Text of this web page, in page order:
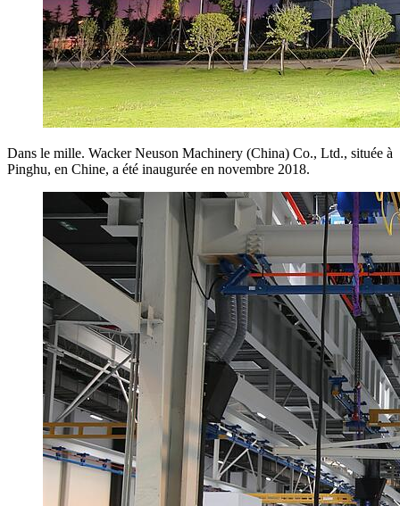
Dans le mille. Wacker Neuson Machinery (China) Co., Ltd., située à
Pinghu, en Chine, a été inaugurée en novembre 2018.